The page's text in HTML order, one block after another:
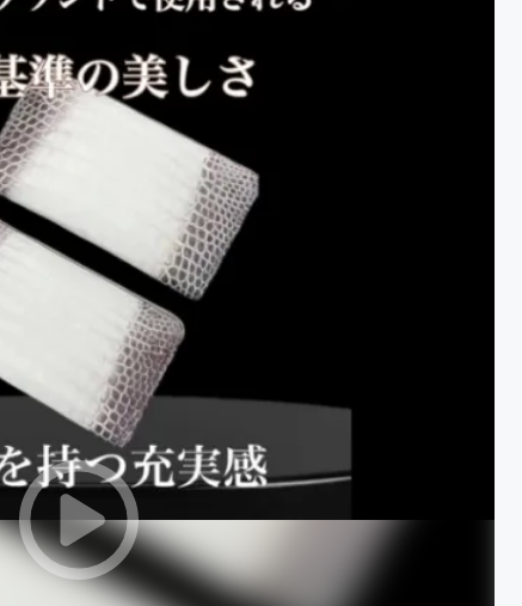
音楽 舞台・
ゲーム・サービス開発
書籍・雑誌出版
チャレンジ ビュー